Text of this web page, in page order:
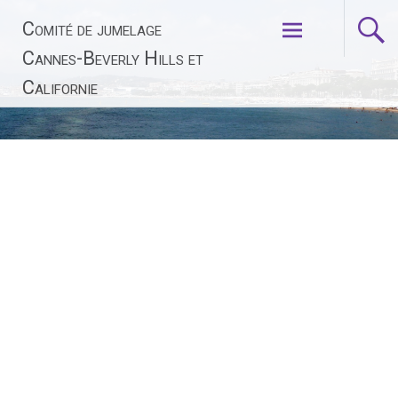
contenu
Comité de jumelage
Cannes-Beverly Hills et
Californie